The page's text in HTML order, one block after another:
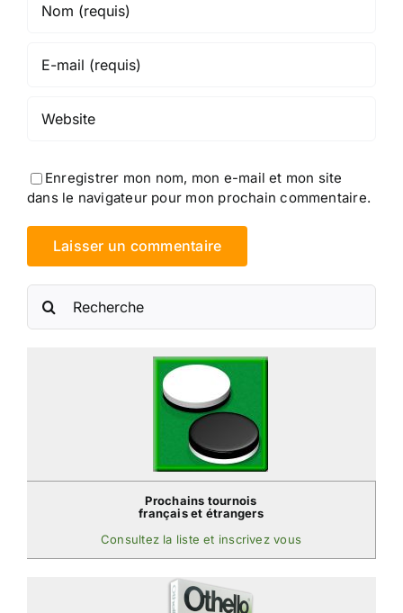
Enregistrer mon nom, mon e-mail et mon site
dans le navigateur pour mon prochain commentaire.
Rechercher:
Prochains tournois
français et étrangers
Consultez la liste et inscrivez vous